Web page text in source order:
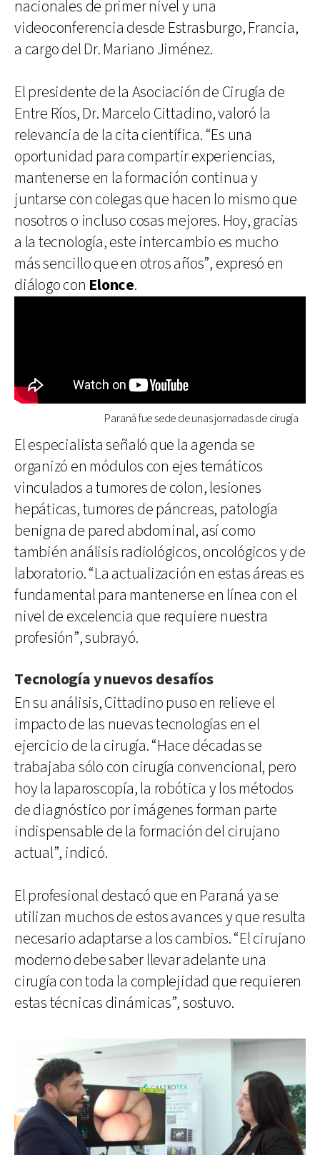
nacionales de primer nivel y una
videoconferencia desde Estrasburgo, Francia,
a cargo del Dr. Mariano Jiménez.
El presidente de la Asociación de Cirugía de
Entre Ríos, Dr. Marcelo Cittadino, valoró la
relevancia de la cita científica. “Es una
oportunidad para compartir experiencias,
mantenerse en la formación continua y
juntarse con colegas que hacen lo mismo que
nosotros o incluso cosas mejores. Hoy, gracias
a la tecnología, este intercambio es mucho
más sencillo que en otros años”, expresó en
diálogo con Elonce.
Paraná fue sede de unas jornadas de cirugía
El especialista señaló que la agenda se
organizó en módulos con ejes temáticos
vinculados a tumores de colon, lesiones
hepáticas, tumores de páncreas, patología
benigna de pared abdominal, así como
también análisis radiológicos, oncológicos y de
laboratorio. “La actualización en estas áreas es
fundamental para mantenerse en línea con el
nivel de excelencia que requiere nuestra
profesión”, subrayó.
Tecnología y nuevos desafíos
En su análisis, Cittadino puso en relieve el
impacto de las nuevas tecnologías en el
ejercicio de la cirugía. “Hace décadas se
trabajaba sólo con cirugía convencional, pero
hoy la laparoscopía, la robótica y los métodos
de diagnóstico por imágenes forman parte
indispensable de la formación del cirujano
actual”, indicó.
El profesional destacó que en Paraná ya se
utilizan muchos de estos avances y que resulta
necesario adaptarse a los cambios. “El cirujano
moderno debe saber llevar adelante una
cirugía con toda la complejidad que requieren
estas técnicas dinámicas”, sostuvo.